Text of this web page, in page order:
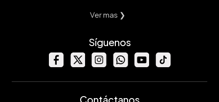
Ver mas ❯
Síguenos
Contáctanos